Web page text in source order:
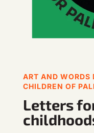
ART AND WORDS
CHILDREN OF
Letters